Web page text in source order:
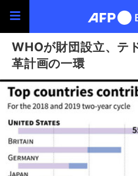
WHOが財団設立、テ
革計画の一環